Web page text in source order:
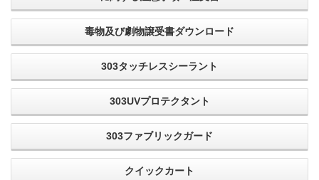
毒物及び劇物譲受書ダウンロード
303タッチレスシーラント
303UVプロテクタント
303ファブリックガード
クイックカート